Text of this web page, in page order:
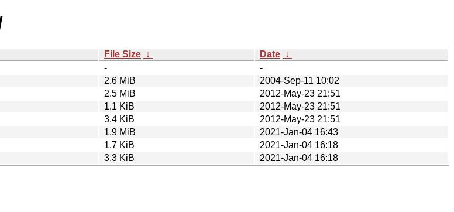
File Size ↓ Date ↓
-
-
2.6 MiB
2004-Sep-11 10:02
2.5 MiB
2012-May-23 21:51
1.1 KiB
2012-May-23 21:51
3.4 KiB
2012-May-23 21:51
1.9 MiB
2021-Jan-04 16:43
1.7 KiB
2021-Jan-04 16:18
3.3 KiB 2021-Jan-04 16:18